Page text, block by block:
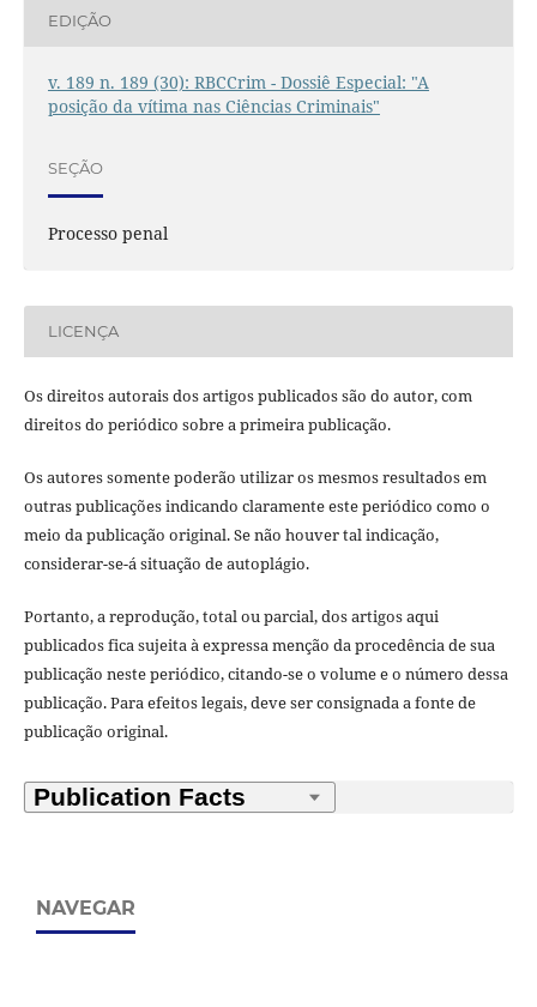
EDIÇÃO
v. 189 n. 189 (30): RBCCrim - Dossiê Especial: "A
posição da vítima nas Ciências Criminais"
SEÇÃO
Processo penal
LICENÇA
Os direitos autorais dos artigos publicados são do autor, com
direitos do periódico sobre a primeira publicação.
Os autores somente poderão utilizar os mesmos resultados em
outras publicações indicando claramente este periódico como o
meio da publicação original. Se não houver tal indicação,
considerar-se-á situação de autoplágio.
Portanto, a reprodução, total ou parcial, dos artigos aqui
publicados fica sujeita à expressa menção da procedência de sua
publicação neste periódico, citando-se o volume e o número dessa
publicação. Para efeitos legais, deve ser consignada a fonte de
publicação original.
NAVEGAR